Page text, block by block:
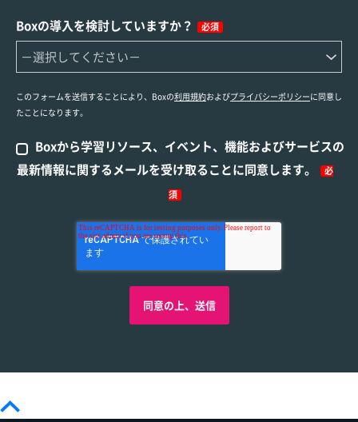
Boxの導入を検討していますか？ 必須
このフォームを送信することにより、Boxの利用規約およびプライバシーポリシーに同意し
たことになります。
Boxから学習リソース、イベント、機能およびサービスの
最新情報に関するメールを受け取ることに同意します。
必
須